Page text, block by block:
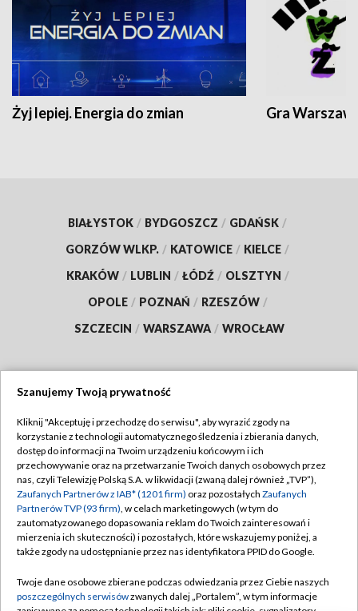
Żyj lepiej. Energia do zmian Gra
BIAŁYSTOK / BYDGOSZCZ / GDAŃSK /
GORZÓW WLKP. / KATOWICE / KIELCE /
KRAKÓW / LUBLIN / ŁÓDŹ / OLSZTYN /
OPOLE / POZNAŃ / RZESZÓW /
SZCZECIN / WARSZAWA / WROCŁAW
TVP
Abonament TVP
Emisja w TVP
Centrum informacji TVP
Naziemna Telewizja Cyfrowa
Rada Programowa
Regulamin TVP
Polityka prywatności
Moje zgody
Pomoc
Kontakt
Szanujemy Twoją prywatność
Kliknij "Akceptuję i przechodzę do serwisu", aby wyrazić zgody na
korzystanie z technologii automatycznego śledzenia i zbierania danych,
dostęp do informacji na Twoim urządzeniu końcowym i ich
przechowywanie oraz na przetwarzanie Twoich danych osobowych przez
nas, czyli Telewizję Polską S.A. w likwidacji (zwaną dalej również „TVP”),
Zaufanych Partnerów z IAB* (1201 firm) oraz pozostałych Zaufanych
Partnerów TVP (93 firm), w celach marketingowych (w tym do
zautomatyzowanego dopasowania reklam do Twoich zainteresowań i
mierzenia ich skuteczności) i pozostałych, które wskazujemy poniżej, a
także zgody na udostępnianie przez nas identyfikatora PPID do Google.
Twoje dane osobowe zbierane podczas odwiedzania przez Ciebie naszych
poszczególnych serwisówzwanych dalej „Portalem”, w tym informacje